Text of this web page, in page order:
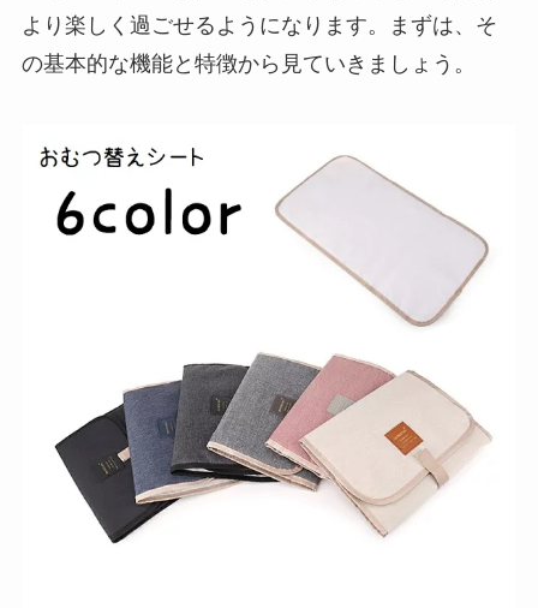
より楽しく過ごせるようになります。まずは、そ
の基本的な機能と特徴から見ていきましょう。